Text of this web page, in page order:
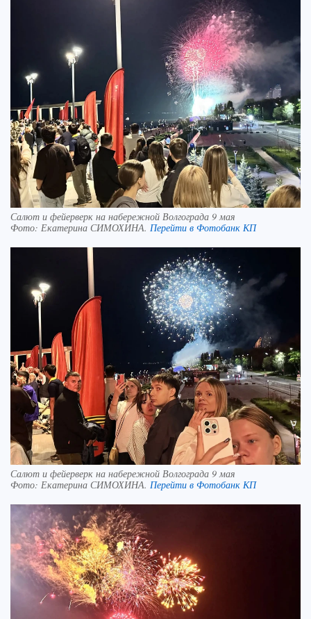
Салют и фейерверк на набережной Волгограда 9 мая
Фото: Екатерина СИМОХИНА. Перейти в Фотобанк КП
Салют и фейерверк на набережной Волгограда 9 мая
Фото: Екатерина СИМОХИНА. Перейти в Фотобанк КП